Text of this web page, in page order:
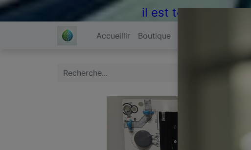
il est temps de
Accueillir Boutique